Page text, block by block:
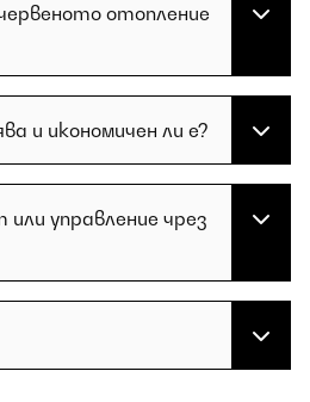
отопление
и икономичен ли е?
управление чрез